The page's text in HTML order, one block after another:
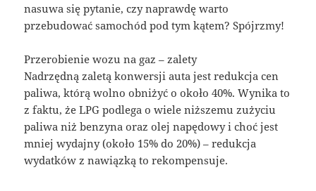
nasuwa się pytanie, czy naprawdę warto
przebudować samochód pod tym kątem? Spójrzmy!
Przerobienie wozu na gaz – zalety
Nadrzędną zaletą konwersji auta jest redukcja cen
paliwa, którą wolno obniżyć o około 40%. Wynika to
z faktu, że LPG podlega o wiele niższemu zużyciu
paliwa niż benzyna oraz olej napędowy i choć jest
mniej wydajny (około 15% do 20%) – redukcja
wydatków z nawiązką to rekompensuje.